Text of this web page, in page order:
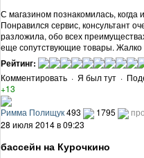
С магазином познакомилась, когда
Понравился сервис, консультант
разложила, обо всех
еще сопутствующие товары. Жалко
Рейтинг:
Комментировать · Я был тут ·
+13
Римма Полищук493 1795 про
28 июля 2014 в 09:23
бассейн на Курочкино